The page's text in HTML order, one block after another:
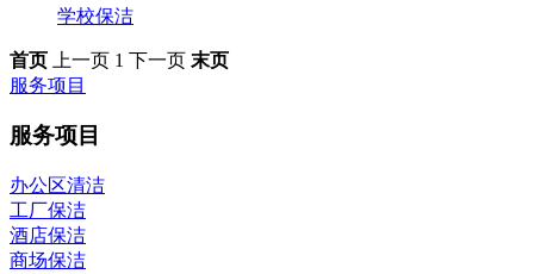
学校保洁
首页 上一页 1 下一页 末页
服务项目
服务项目
办公区清洁
工厂保洁
酒店保洁
商场保洁